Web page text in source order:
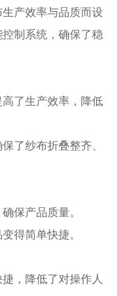
产效率与品质而设
制系统，确保了稳
了生产效率，降低
了纱布折叠整齐、
保产品质量。
得简单快捷。
，降低了对操作人